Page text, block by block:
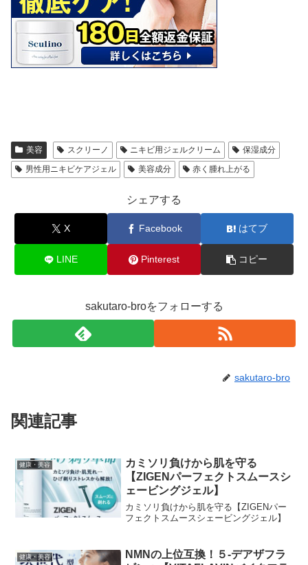
美容 スクリーノ ニキビ用ジェルクリーム
保湿成分
男性用ニキビケアジェル
美容成分 赤く腫れ上がる
シェアする
X Facebook はてブ
LINE Pinterest コピー
sakutaro-broをフォローする
sakutaro-bro
関連記事
健康・美容
カミソリ負けから肌を守る
【ZIGENパーフェクトスムースシ
ェービングジェル】
カミソリ負けから肌を守る【ZIGENパー
フェクトスムースシェービングジェル】
健康・美容
NMNの上位互換！５-デアザフラ